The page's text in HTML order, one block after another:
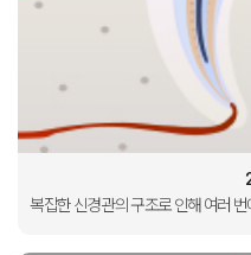
복잡한 신경관의구조로 인해여러